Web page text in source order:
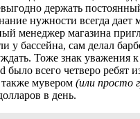
держать
нужности всегда
менеджер магазина
у бассейна, сам делал
Тоже знак
всего четверо ребят
также мувером (или просто
в день.